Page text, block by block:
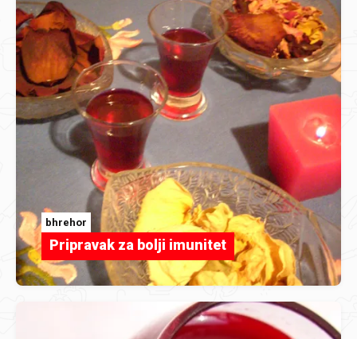
bhrehor
Pripravak za bolji imunitet